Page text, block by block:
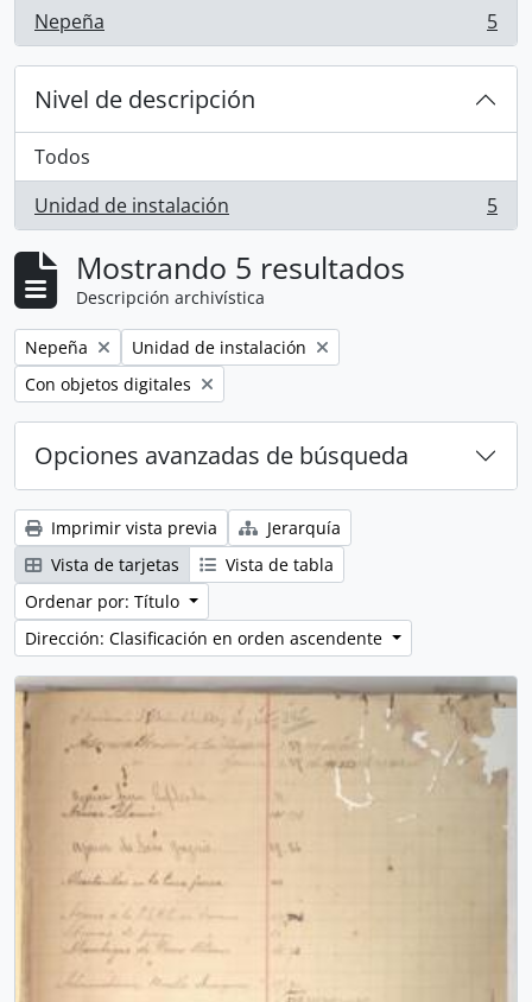
Nepeña
, 5 resultados 5
Nivel de descripción
Todos
Unidad de instalación
, 5 resultados 5
Mostrando 5 resultados
Descripción archivística
Remove filter:
Nepeña Remove filter:
Unidad de instalación
Remove filter:
Con objetos digitales
Opciones avanzadas de búsqueda
Imprimir vista previa
Jerarquía
Vista de tarjetas
Vista de tabla
Ordenar por: Título
Dirección: Clasificación en orden ascendente